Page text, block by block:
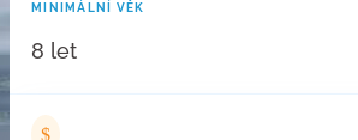
MINIMÁLNÍ VĚK
8 let
$